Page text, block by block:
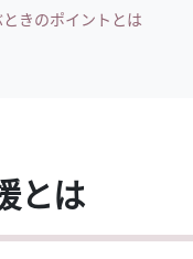
きのポイントとは
とは